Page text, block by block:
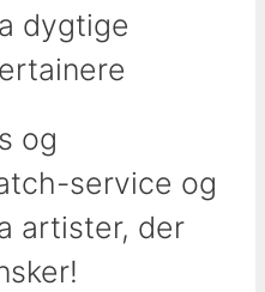
dygtige
og
service og
artister, der